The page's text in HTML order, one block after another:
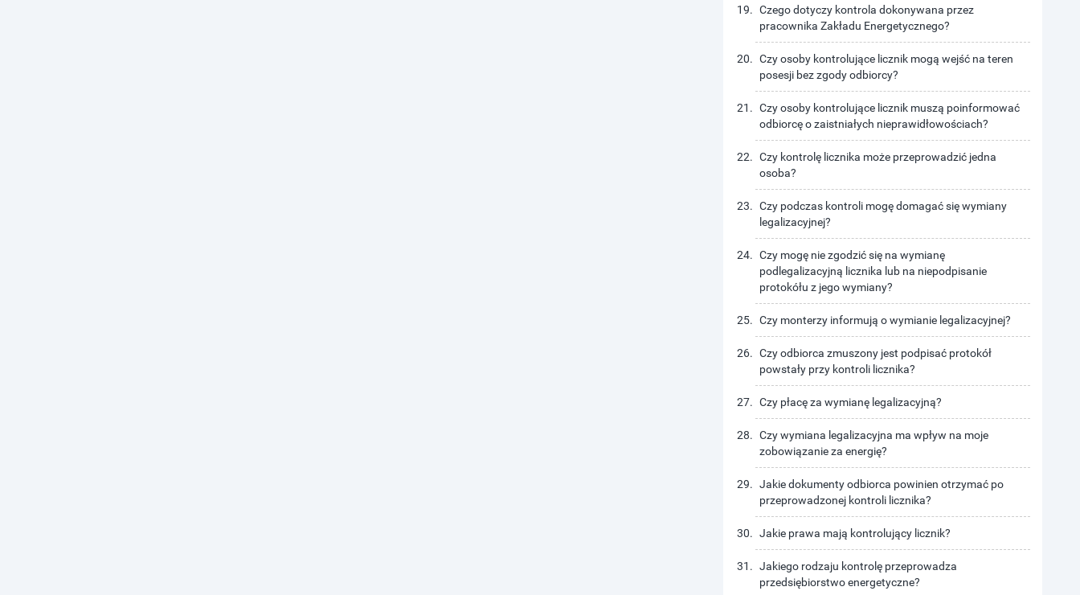
Czego dotyczy kontrola dokonywana przez
pracownika Zakładu Energetycznego?
Czy osoby kontrolujące licznik mogą wejść na teren
posesji bez zgody odbiorcy?
Czy osoby kontrolujące licznik muszą poinformować
odbiorcę o zaistniałych nieprawidłowościach?
Czy kontrolę licznika może przeprowadzić jedna
osoba?
Czy podczas kontroli mogę domagać się wymiany
legalizacyjnej?
Czy mogę nie zgodzić się na wymianę
podlegalizacyjną licznika lub na niepodpisanie
protokółu z jego wymiany?
Czy monterzy informują o wymianie legalizacyjnej?
Czy odbiorca zmuszony jest podpisać protokół
powstały przy kontroli licznika?
Czy płacę za wymianę legalizacyjną?
Czy wymiana legalizacyjna ma wpływ na moje
zobowiązanie za energię?
Jakie dokumenty odbiorca powinien otrzymać po
przeprowadzonej kontroli licznika?
Jakie prawa mają kontrolujący licznik?
Jakiego rodzaju kontrolę przeprowadza
przedsiębiorstwo energetyczne?